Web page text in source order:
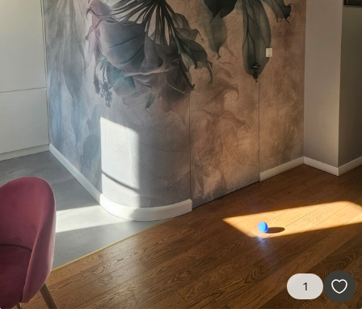
Štandard
.00 .00 €/m²
Premium
.67 34 .00 /m²
Prémiový vinyl
.00 .00€/m²
Peel and Stick
81 .6749.00€/m²
1